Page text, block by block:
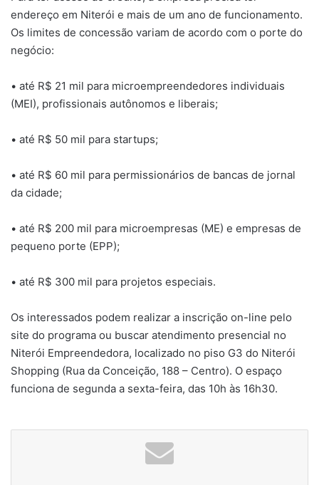
endereço em Niterói e mais de um ano de funcionamento.
Os limites de concessão variam de acordo com o porte do
negócio:
• até R$ 21 mil para microempreendedores individuais
(MEI), profissionais autônomos e liberais;
• até R$ 50 mil para startups;
• até R$ 60 mil para permissionários de bancas de jornal
da cidade;
• até R$ 200 mil para microempresas (ME) e empresas de
pequeno porte (EPP);
• até R$ 300 mil para projetos especiais.
Os interessados podem realizar a inscrição on-line pelo
site do programa ou buscar atendimento presencial no
Niterói Empreendedora, localizado no piso G3 do Niterói
Shopping (Rua da Conceição, 188 – Centro). O espaço
funciona de segunda a sexta-feira, das 10h às 16h30.